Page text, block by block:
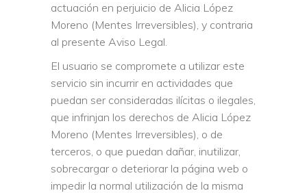
actuación en perjuicio de Alicia López
Moreno (Mentes Irreversibles), y contraria
al presente Aviso Legal.
El usuario se compromete a utilizar este
servicio sin incurrir en actividades que
puedan ser consideradas ilícitas o ilegales,
que infrinjan los derechos de Alicia López
Moreno (Mentes Irreversibles), o de
terceros, o que puedan dañar, inutilizar,
sobrecargar o deteriorar la página web o
impedir la normal utilización de la misma